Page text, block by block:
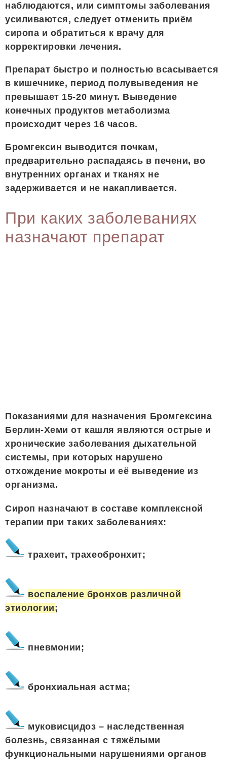
наблюдаются, или симптомы заболевания
усиливаются, следует отменить приём
сиропа и обратиться к врачу для
корректировки лечения.
Препарат быстро и полностью всасывается
в кишечнике, период полувыведения не
превышает 15-20 минут. Выведение
конечных продуктов метаболизма
происходит через 16 часов.
Бромгексин выводится почкам,
предварительно распадаясь в печени, во
внутренних органах и тканях не
задерживается и не накапливается.
При каких заболеваниях
назначают препарат
Показаниями для назначения Бромгексина
Берлин-Хеми от кашля являются острые и
хронические заболевания дыхательной
системы, при которых нарушено
отхождение мокроты и её выведение из
организма.
Сироп назначают в составе комплексной
терапии при таких заболеваниях:
трахеит, трахеобронхит;
воспаление бронхов различной
этиологии;
пневмонии;
бронхиальная астма;
муковисцидоз – наследственная
болезнь, связанная с тяжёлыми
функциональными нарушениями органов